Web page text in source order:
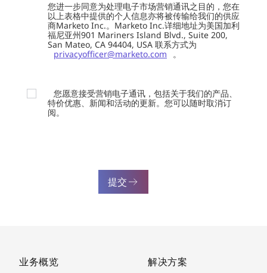
您进一步同意为处理电子市场营销通讯之目的，您在
以上表格中提供的个人信息亦将被传输给我们的供应
商Marketo Inc.。Marketo Inc.详细地址为美国加利
福尼亚州901 Mariners Island Blvd., Suite 200,
San Mateo, CA 94404, USA 联系方式为
privacyofficer@marketo.com
。
您愿意接受营销电子通讯，包括关于我们的产品、
特价优惠、新闻和活动的更新。您可以随时取消订
阅。
提交
业务概览
解决方案